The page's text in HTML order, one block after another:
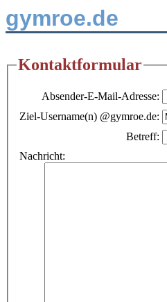
gymroe.de
Kontaktformular
Absender-E-Mail-Adresse:
Ziel-Username(n) @gymroe.de:
Betreff:
Nachricht: